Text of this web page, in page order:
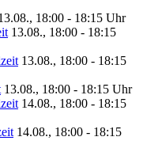
18:00 - 18:15 Uhr
13.08., 18:00 - 18:15
13.08., 18:00 - 18:15
13.08., 18:00 - 18:15 Uhr
14.08., 18:00 - 18:15
14.08., 18:00 - 18:15